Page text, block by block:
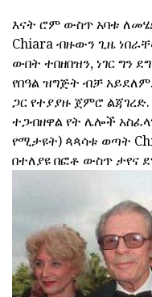
እናት ሮም ውስጥ አባቱ
Chiara ብዙውን ጊዜ
ውበት ተበዘበዝን, ነገር ግን
የበዓል ዝግጅት ብቻ
ጋር የተያያዙ ጀምሮ
ተጋብዘዋል የት ሌሎች
የሚታዩት) ጳጳሳቱ ወጣት
በተለያዩ በፎቶ ውስጥ ታየና